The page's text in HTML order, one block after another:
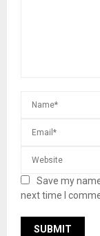
Save my
next time I